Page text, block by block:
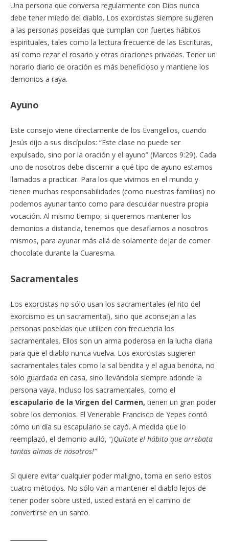
Una persona que conversa regularmente con Dios nunca
debe tener miedo del diablo. Los exorcistas siempre sugieren
a las personas poseídas que cumplan con fuertes hábitos
espirituales, tales como la lectura frecuente de las Escrituras,
así como rezar el rosario y otras oraciones privadas. Tener un
horario diario de oración es más beneficioso y mantiene los
demonios a raya.
Ayuno
Este consejo viene directamente de los Evangelios, cuando
Jesús dijo a sus discípulos: “Este clase no puede ser
expulsado, sino por la oración y el ayuno” (Marcos 9:29). Cada
uno de nosotros debe discernir a qué tipo de ayuno estamos
llamados a practicar. Para los que vivimos en el mundo y
tienen muchas responsabilidades (como nuestras familias) no
podemos ayunar tanto como para descuidar nuestra propia
vocación. Al mismo tiempo, si queremos mantener los
demonios a distancia, tenemos que desafiarnos a nosotros
mismos, para ayunar más allá de solamente dejar de comer
chocolate durante la Cuaresma.
Sacramentales
Los exorcistas no sólo usan los sacramentales (el rito del
exorcismo es un sacramental), sino que aconsejan a las
personas poseídas que utilicen con frecuencia los
sacramentales. Ellos son un arma poderosa en la lucha diaria
para que el diablo nunca vuelva. Los exorcistas sugieren
sacramentales tales como la sal bendita y el agua bendita, no
sólo guardada en casa, sino llevándola siempre adonde la
persona vaya. Incluso los sacramentales, como el
escapulario de la Virgen del Carmen, tienen un gran poder
sobre los demonios. El Venerable Francisco de Yepes contó
cómo un día su escapulario se cayó. A medida que lo
reemplazó, el demonio aulló, “¡Quítate el hábito que arrebata
tantas almas de nosotros!”
Si quiere evitar cualquier poder maligno, toma en serio estos
cuatro métodos. No sólo van a mantener el diablo lejos de
tener poder sobre usted, usted estará en el camino de
convertirse en un santo.